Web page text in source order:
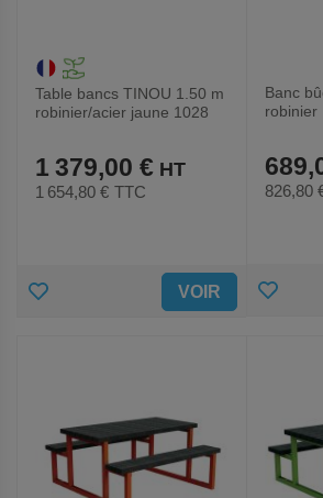
Table bancs TINOU 1.50 m
robinier/acier jaune 1028
1 379,00 €
1 654,80 € TTC
AJOUTER VOIR
Banc
robinier
826,80